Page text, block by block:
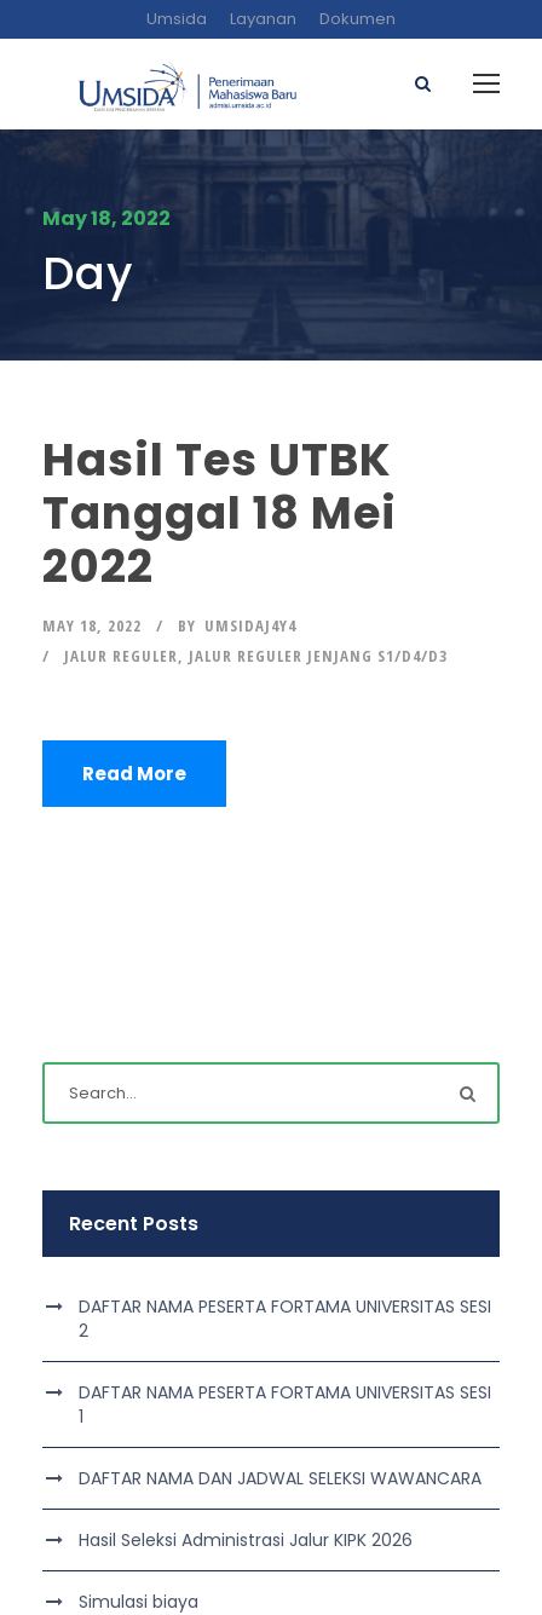
Umsida Layanan Dokumen
May 18, 2022
Day
Hasil Tes UTBK
Tanggal 18 Mei
2022
MAY 18, 2022 BY UMSIDAJ4Y4
JALUR REGULER, JALUR REGULER JENJANG S1/D4/D3
Read More
Recent Posts
DAFTAR NAMA PESERTA FORTAMA UNIVERSITAS SESI
2
DAFTAR NAMA PESERTA FORTAMA UNIVERSITAS SESI
1
DAFTAR NAMA DAN JADWAL SELEKSI WAWANCARA
Hasil Seleksi Administrasi Jalur KIPK 2026
Simulasi biaya